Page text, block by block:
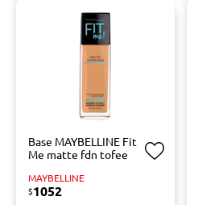
Base MAYBELLINE Fit
Me matte fdn tofee
MAYBELLINE
$1052